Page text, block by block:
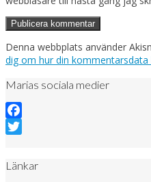
Denna webbplats använder
dig om hur din kommentarsdata
Marias sociala medier
Facebook
Länkar